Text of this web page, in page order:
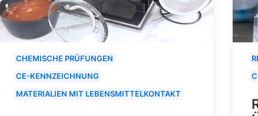
CHEMISCHE PRÜFUNGEN
CE-KENNZEICHNUNG
MATERIALIEN MIT LEBENSMITTELKONTAKT